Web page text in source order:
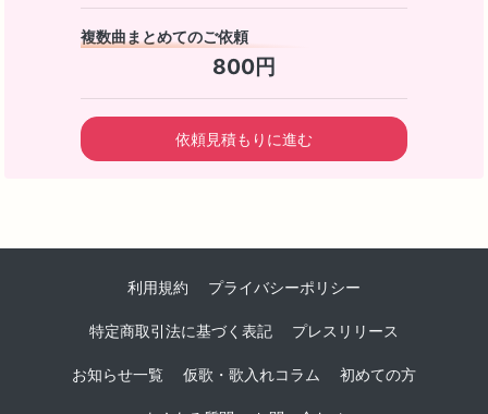
複数曲まとめてのご依頼
800円
依頼見積もりに進む
利用規約 プライバシーポリシー
特定商取引法に基づく表記 プレスリリース
お知らせ一覧 仮歌・歌入れコラム 初めての方